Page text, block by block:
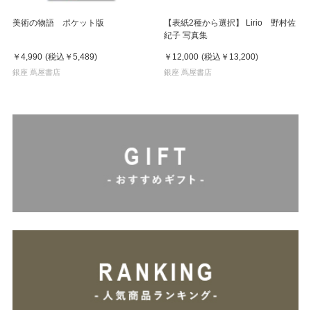
美術の物語 ポケット版
￥4,990 (税込 ￥5,489)
銀座 蔦屋書店
【表紙2種から選択】 Lirio 野村佐
紀子 写真集
￥12,000 (税込 ￥13,200)
銀座 蔦屋書店